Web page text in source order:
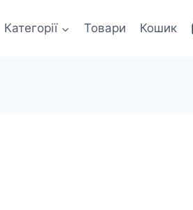
Категорії Товари Кошик